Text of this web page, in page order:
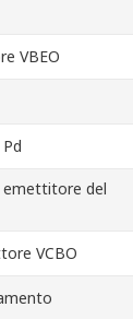
VBEO
emettitore del
VCBO